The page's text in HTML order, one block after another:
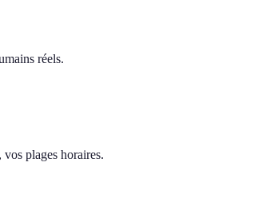
réels.
plages horaires.